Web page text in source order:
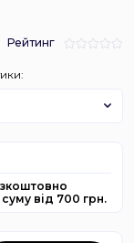
Рейтинг
суму від 700 грн.